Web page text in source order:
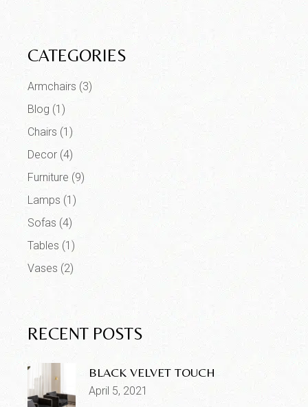
CATEGORIES
Armchairs (3)
Blog (1)
Chairs (1)
Decor (4)
Furniture (9)
Lamps (1)
Sofas (4)
Tables (1)
Vases (2)
RECENT POSTS
BLACK VELVET TOUCH
April 5, 2021